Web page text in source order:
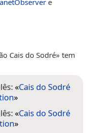
Cais do Sodré» tem
«Cais do Sodré
»
«Cais do Sodré
»